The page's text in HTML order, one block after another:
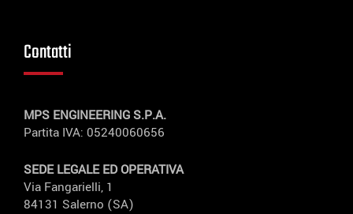
Contatti
MPS ENGINEERING S.P.A.
Partita IVA: 05240060656
SEDE LEGALE ED OPERATIVA
Via Fangarielli, 1
84131 Salerno (SA)